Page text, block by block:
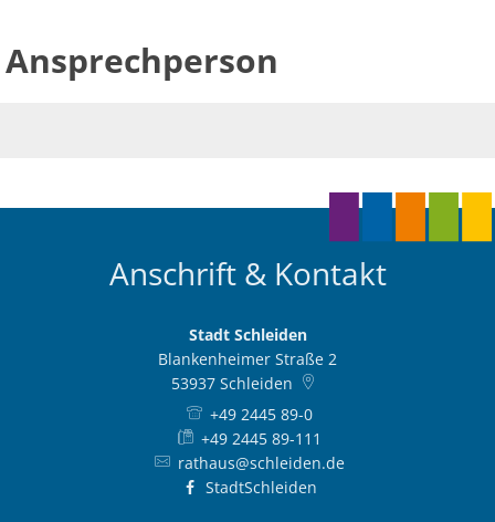
Ansprechperson
Anschrift & Kontakt
Stadt Schleiden
Blankenheimer Straße 2
53937 Schleiden
+49 2445 89-0
+49 2445 89-111
rathaus@schleiden.de
StadtSchleiden